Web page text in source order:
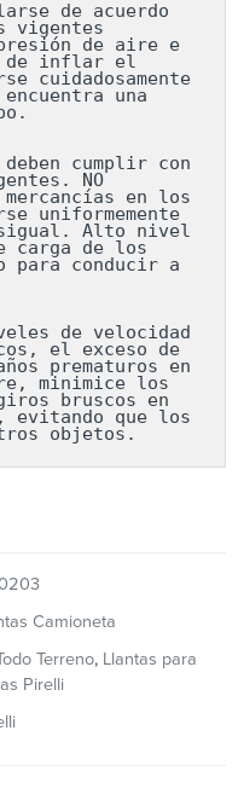
de acuerdo
vigentes
de aire e
de inflar el
cuidadosamente
una
deben cumplir con
NO
en los
uniformemente
Alto nivel
carga de los
para conducir a
de velocidad
el exceso de
prematuros en
minimice los
bruscos en
evitando que los
objetos.
Camioneta
Terreno, Llantas para
Pirelli